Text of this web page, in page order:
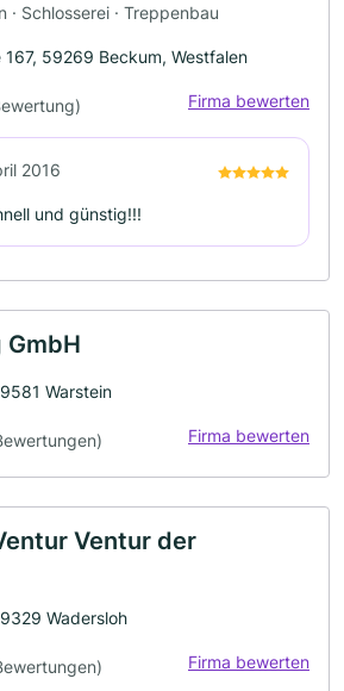
Schlosserei · Treppenbau
59269 Beckum, Westfalen
Firma bewerten
2016
und günstig!!!
GmbH
Warstein
Firma bewerten
Ventur der
Wadersloh
Firma bewerten